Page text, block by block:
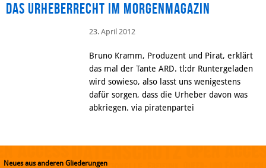
Das Urheberrecht im Morgenmagazin
23. April 2012
Bruno Kramm, Produzent und Pirat, erklärt
das mal der Tante ARD. tl;dr Runtergeladen
wird sowieso, also lasst uns wenigestens
dafür sorgen, dass die Urheber davon was
abkriegen. via piratenpartei
Neues aus anderen Gliederungen